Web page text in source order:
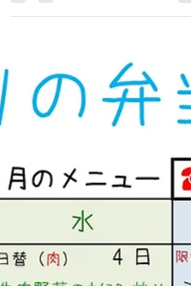
円 → ４５０円 肉弁当 ４０
０円 → ４５０円 限定メニュー ５０